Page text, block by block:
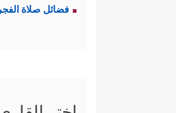
فضائل صلاة الفجر